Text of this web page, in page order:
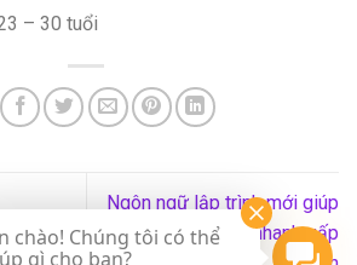
– 30 tuổi
Ngôn ngữ lập trình mới giúp
chương trình chạy nhanh gấp
chào! Chúng tôi có thể
gì cho bạn?